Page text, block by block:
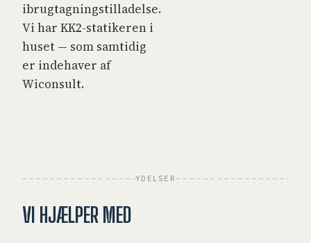
ibrugtagningstilladelse.
Vi har KK2-statikeren i
huset — som samtidig
er indehaver af
Wiconsult.
YDELSER
VI HJÆLPER MED